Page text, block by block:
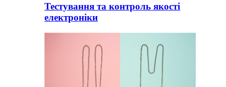
Тестування та контроль якості
електроніки